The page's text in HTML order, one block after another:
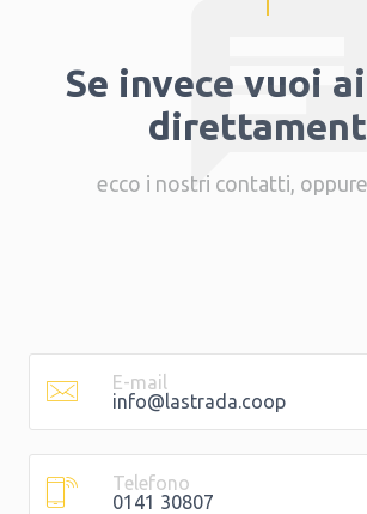
Se invece vuoi
ecco i nostri contatti,
E-mail
info@lastrada.coop
Telefono
0141 30807